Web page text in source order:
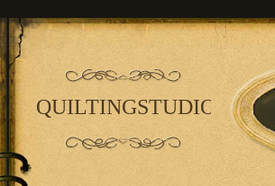
QUILTINGSTUDIO